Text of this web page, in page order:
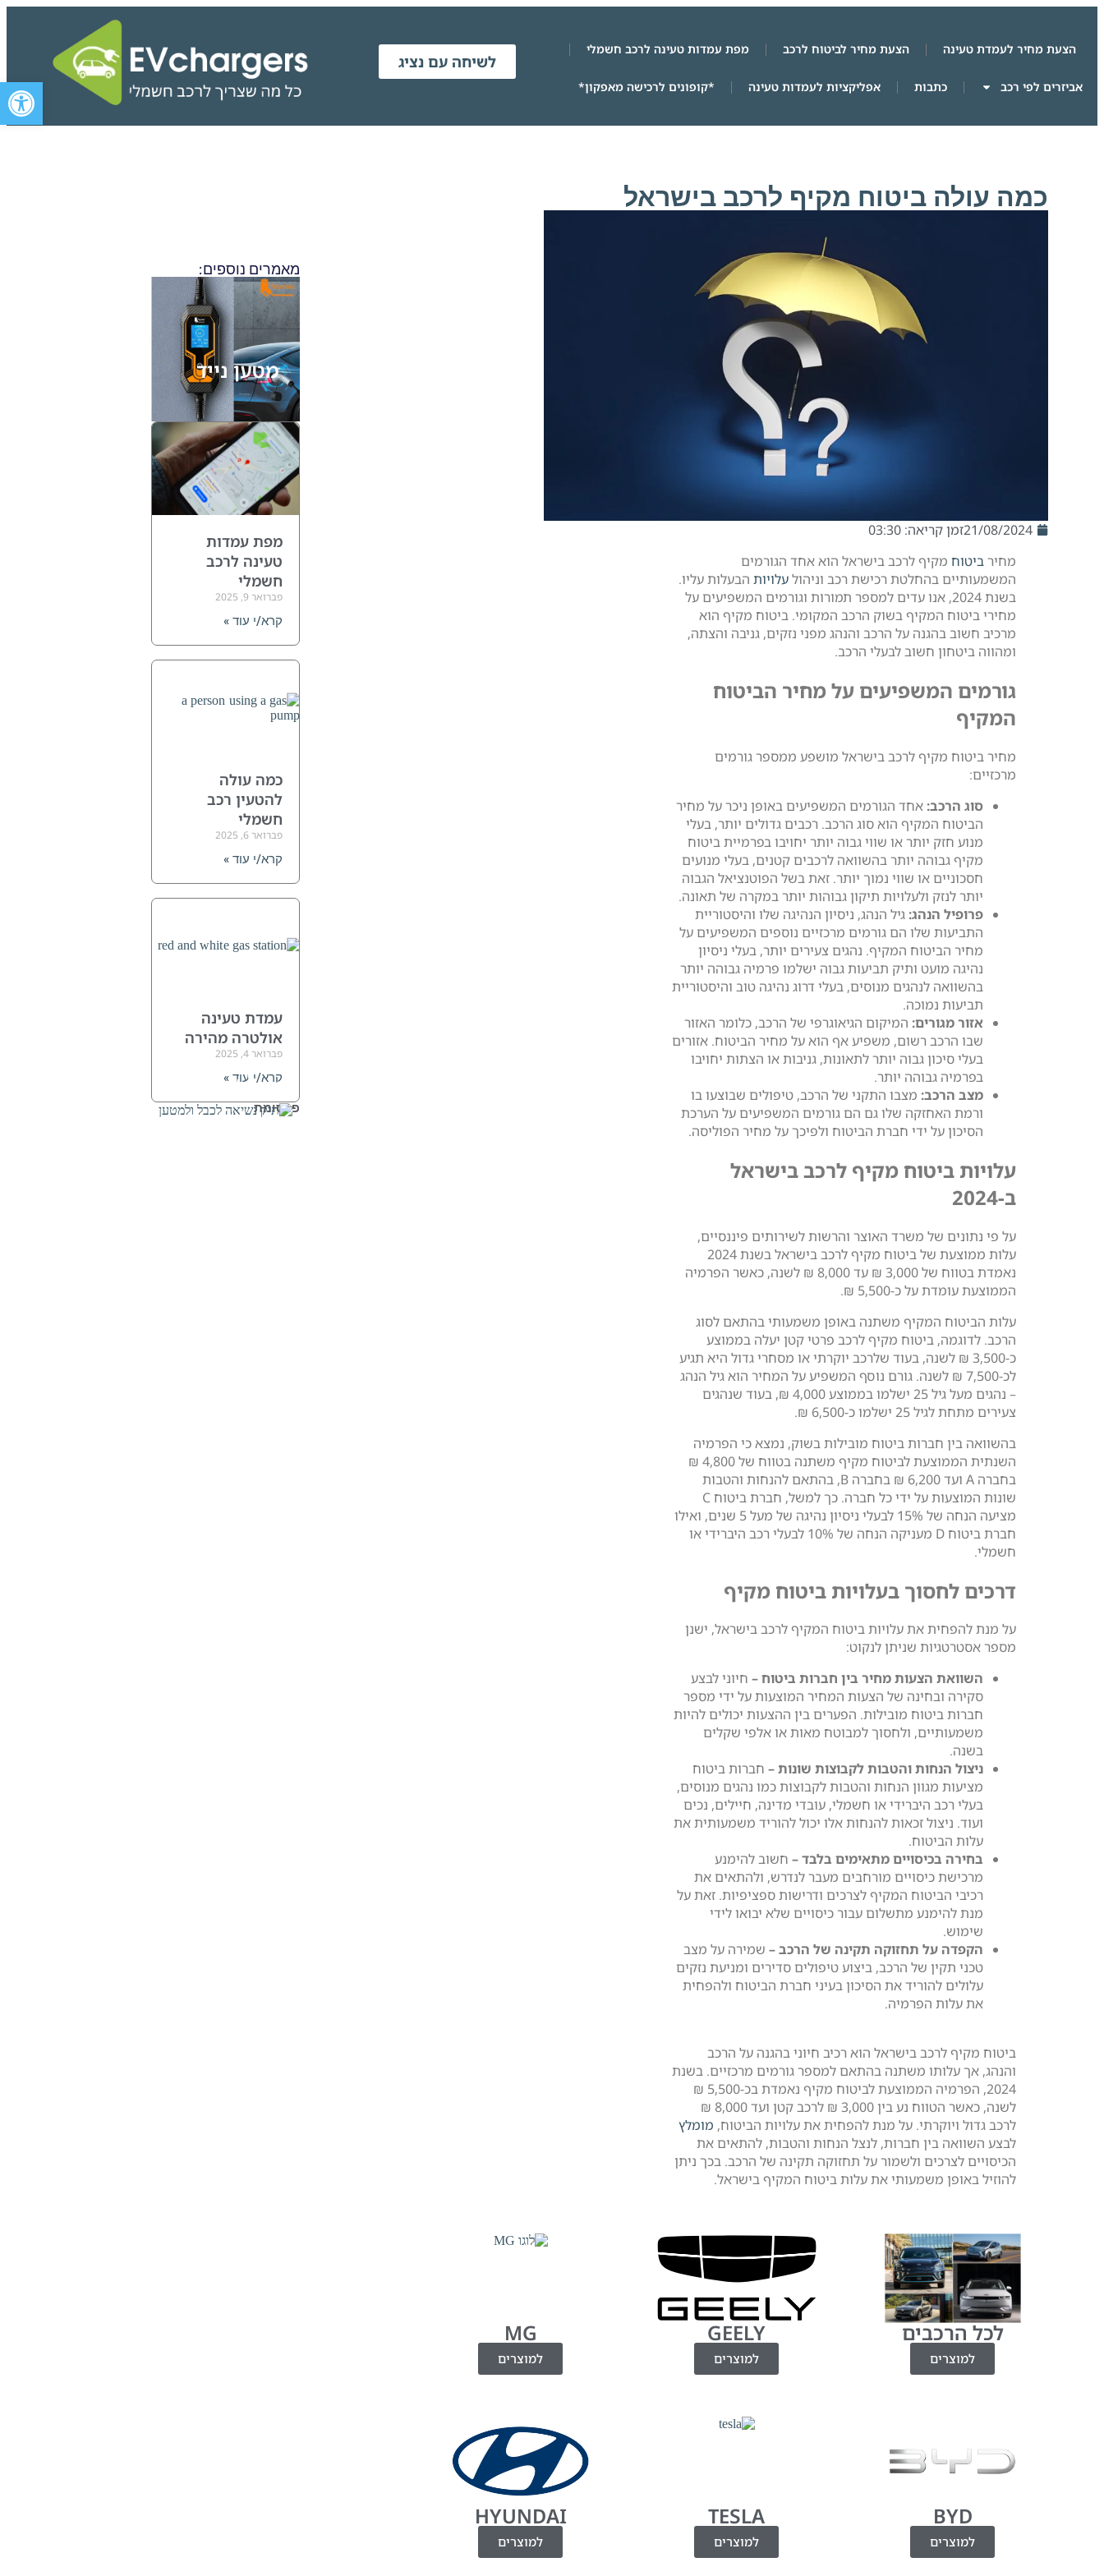
פתח
הצעת מחיר לעמדת טעינה הצעת מחיר לביטוח לרכב מפת עמדות טעינה לרכב חשמלי
אביזרים לפי רכב כתבות אפליקציות לעמדות טעינה *קופונים לרכישה מאפקון*
לשיחה עם נציג
כמה עולה ביטוח מקיף לרכב בישראל
21/08/2024זמן קריאה: 03:30
מחירביטוח מקיף לרכב בישראל הוא אחד הגורמים
המשמעותיים בהחלטת רכישת רכב וניהולעלויות הבעלות עליו.
בשנת 2024, אנו עדים למספר תמורות וגורמים המשפיעים על
מחירי ביטוח המקיף בשוק הרכב המקומי. ביטוח מקיף הוא
מרכיב חשוב בהגנה על הרכב והנהג מפני נזקים, גניבה והצתה,
ומהווה ביטחון חשוב לבעלי הרכב.
גורמים המשפיעים על מחיר הביטוח
המקיף
מחיר ביטוח מקיף לרכב בישראל מושפע ממספר גורמים
מרכזיים:
סוג הרכב: אחד הגורמים המשפיעים באופן ניכר על מחיר
הביטוח המקיף הוא סוג הרכב. רכבים גדולים יותר, בעלי
מנוע חזק יותר או שווי גבוה יותר יחויבו בפרמיית ביטוח
מקיף גבוהה יותר בהשוואה לרכבים קטנים, בעלי מנועים
חסכוניים או שווי נמוך יותר. זאת בשל הפוטנציאל הגבוה
יותר לנזק ולעלויות תיקון גבוהות יותר במקרה של תאונה.
פרופיל הנהג: גיל הנהג, ניסיון הנהיגה שלו והיסטוריית
התביעות שלו הם גורמים מרכזיים נוספים המשפיעים על
מחיר הביטוח המקיף. נהגים צעירים יותר, בעלי ניסיון
נהיגה מועט ותיק תביעות גבוה ישלמו פרמיה גבוהה יותר
בהשוואה לנהגים מנוסים, בעלי דרוג נהיגה טוב והיסטוריית
תביעות נמוכה.
אזור מגורים: המיקום הגיאוגרפי של הרכב, כלומר האזור
שבו הרכב רשום, משפיע אף הוא על מחיר הביטוח. אזורים
בעלי סיכון גבוה יותר לתאונות, גניבות או הצתות יחויבו
בפרמיה גבוהה יותר.
מצב הרכב: מצבו התקני של הרכב, טיפולים שבוצעו בו
ורמת האחזקה שלו גם הם גורמים המשפיעים על הערכת
הסיכון על ידי חברת הביטוח ולפיכך על מחיר הפוליסה.
עלויות ביטוח מקיף לרכב בישראל
ב-2024
על פי נתונים של משרד האוצר והרשות לשירותים פיננסיים,
עלות ממוצעת של ביטוח מקיף לרכב בישראל בשנת 2024
נאמדת בטווח של 3,000 ₪ עד 8,000 ₪ לשנה, כאשר הפרמיה
הממוצעת עומדת על כ-5,500 ₪.
עלות הביטוח המקיף משתנה באופן משמעותי בהתאם לסוג
הרכב. לדוגמה, ביטוח מקיף לרכב פרטי קטן יעלה בממוצע
כ-3,500 ₪ לשנה, בעוד שלרכב יוקרתי או מסחרי גדול היא תגיע
לכ-7,500 ₪ לשנה. גורם נוסף המשפיע על המחיר הוא גיל הנהג
– נהגים מעל גיל 25 ישלמו בממוצע 4,000 ₪, בעוד שנהגים
צעירים מתחת לגיל 25 ישלמו כ-6,500 ₪.
בהשוואה בין חברות ביטוח מובילות בשוק, נמצא כי הפרמיה
השנתית הממוצעת לביטוח מקיף משתנה בטווח של 4,800 ₪
בחברה A ועד 6,200 ₪ בחברה B, בהתאם להנחות והטבות
שונות המוצעות על ידי כל חברה. כך למשל, חברת ביטוח C
מציעה הנחה של 15% לבעלי ניסיון נהיגה של מעל 5 שנים, ואילו
חברת ביטוח D מעניקה הנחה של 10% לבעלי רכב היברידי או
חשמלי.
דרכים לחסוך בעלויות ביטוח מקיף
על מנת להפחית את עלויות ביטוח המקיף לרכב בישראל, ישנן
מספר אסטרטגיות שניתן לנקוט:
השוואת הצעות מחיר בין חברות ביטוח – חיוני לבצע
סקירה ובחינה של הצעות המחיר המוצעות על ידי מספר
חברות ביטוח מובילות. הפערים בין ההצעות יכולים להיות
משמעותיים, ולחסוך למבוטח מאות או אלפי שקלים
בשנה.
ניצול הנחות והטבות לקבוצות שונות – חברות ביטוח
מציעות מגוון הנחות והטבות לקבוצות כמו נהגים מנוסים,
בעלי רכב היברידי או חשמלי, עובדי מדינה, חיילים, נכים
ועוד. ניצול זכאות להנחות אלו יכול להוריד משמעותית את
עלות הביטוח.
בחירה בכיסויים מתאימים בלבד – חשוב להימנע
מרכישת כיסויים מורחבים מעבר לנדרש, ולהתאים את
רכיבי הביטוח המקיף לצרכים ודרישות ספציפיות. זאת על
מנת להימנע מתשלום עבור כיסויים שלא יבואו לידי
שימוש.
הקפדה על תחזוקה תקינה של הרכב – שמירה על מצב
טכני תקין של הרכב, ביצוע טיפולים סדירים ומניעת נזקים
עלולים להוריד את הסיכון בעיני חברת הביטוח ולהפחית
את עלות הפרמיה.
ביטוח מקיף לרכב בישראל הוא רכיב חיוני בהגנה על הרכב
והנהג, אך עלותו משתנה בהתאם למספר גורמים מרכזיים. בשנת
2024, הפרמיה הממוצעת לביטוח מקיף נאמדת בכ-5,500 ₪
לשנה, כאשר הטווח נע בין 3,000 ₪ לרכב קטן ועד 8,000 ₪
לרכב גדול ויוקרתי. על מנת להפחית את עלויות הביטוח, מומלץ
לבצע השוואה בין חברות, לנצל הנחות והטבות, להתאים את
הכיסויים לצרכים ולשמור על תחזוקה תקינה של הרכב. בכך ניתן
להוזיל באופן משמעותי את עלות ביטוח המקיף בישראל.
לכל הרכבים
למוצרים
GEELY
למוצרים
MG
למוצרים
BYD
למוצרים
TESLA
למוצרים
HYUNDAI
למוצרים
מאמרים נוספים:
פרסומת
מטען נייד
מפת עמדות
טעינה לרכב
חשמלי
פברואר 9, 2025
קרא/י עוד »
כמה עולה
להטעין רכב
חשמלי
פברואר 6, 2025
קרא/י עוד »
עמדת טעינה
אולטרה מהירה
פברואר 4, 2025
קרא/י עוד »
פרסומת
תיק
לכבל/מטען